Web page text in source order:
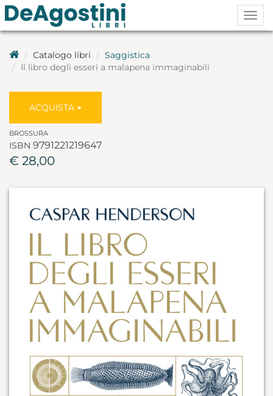
Catalogo libri
Saggistica
Il libro degli esseri a malapena immaginabili
ACQUISTA
BROSSURA
ISBN 9791221219647
€ 28,00